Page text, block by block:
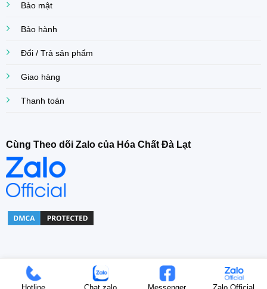
Bảo mật
Bảo hành
Đổi / Trả sản phẩm
Giao hàng
Thanh toán
Cùng Theo dõi Zalo của Hóa Chất Đà Lạt
Copyright© 2022 Khoa Dang Company. All right Reserved.